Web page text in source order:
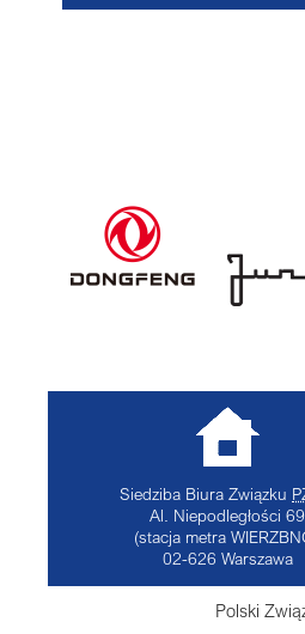
Siedziba Biura Związku
Al. Niepodległości 69
(stacja metra
02-626 Warszawa
Polski